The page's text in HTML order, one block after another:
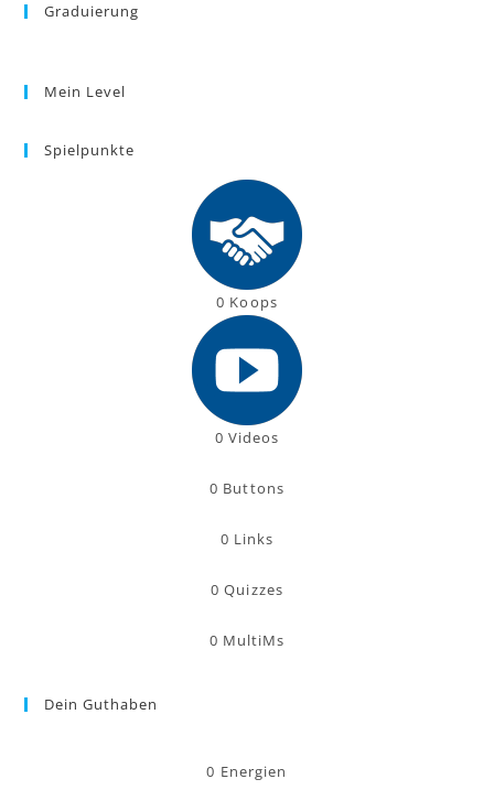
Graduierung
Mein Level
Spielpunkte
0 Koops
0 Videos
0 Buttons
0 Links
0 Quizzes
0 MultiMs
Dein Guthaben
0 Energien